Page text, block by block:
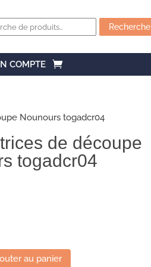
Recherche
COMPTE
Nounours togadcr04
de découpe
togadcr04
au panier